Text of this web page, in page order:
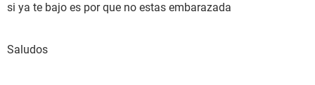
si ya te bajo es por que no estas embarazada
Saludos